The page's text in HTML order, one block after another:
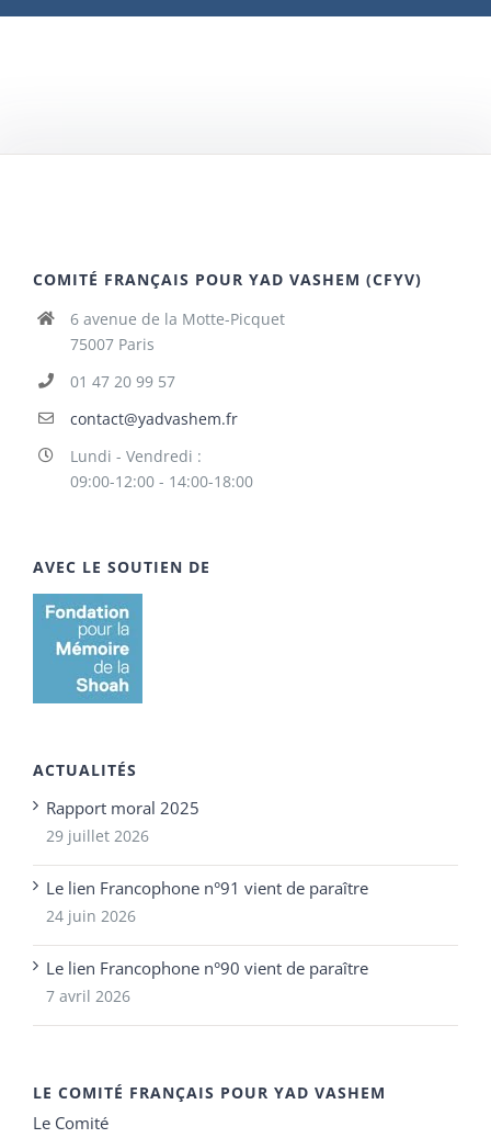
COMITÉ FRANÇAIS POUR YAD VASHEM (CFYV)
6 avenue de la Motte-Picquet
75007 Paris
01 47 20 99 57
contact@yadvashem.fr
Lundi - Vendredi :
09:00-12:00 - 14:00-18:00
AVEC LE SOUTIEN DE
ACTUALITÉS
Rapport moral 2025
29 juillet 2026
Le lien Francophone n°91 vient de paraître
24 juin 2026
Le lien Francophone n°90 vient de paraître
7 avril 2026
LE COMITÉ FRANÇAIS POUR YAD VASHEM
Le Comité